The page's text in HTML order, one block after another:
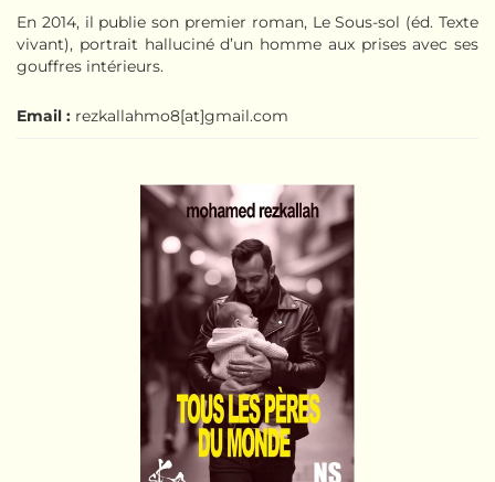
En 2014, il publie son premier roman, Le Sous-sol (éd. Texte
vivant), portrait halluciné d’un homme aux prises avec ses
gouffres intérieurs.
Email : rezkallahmo8[at]gmail.com